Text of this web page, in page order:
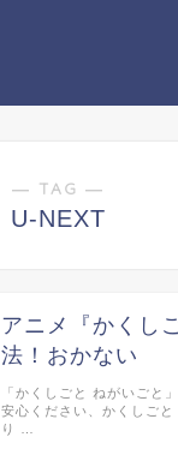
― TAG ―
U-NEXT
アニメ『かくし
法！おかない
「かくしごと ねがいごと
安心ください、かくしご
り …